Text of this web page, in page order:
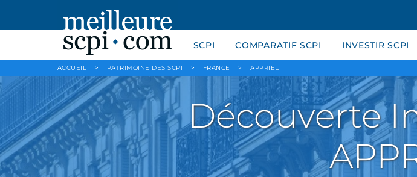
SCPI COMPARATIF SCPI INVESTIR SCPI
ACCUEIL > PATRIMOINE DES SCPI > FRANCE > APPRIEU
Découverte